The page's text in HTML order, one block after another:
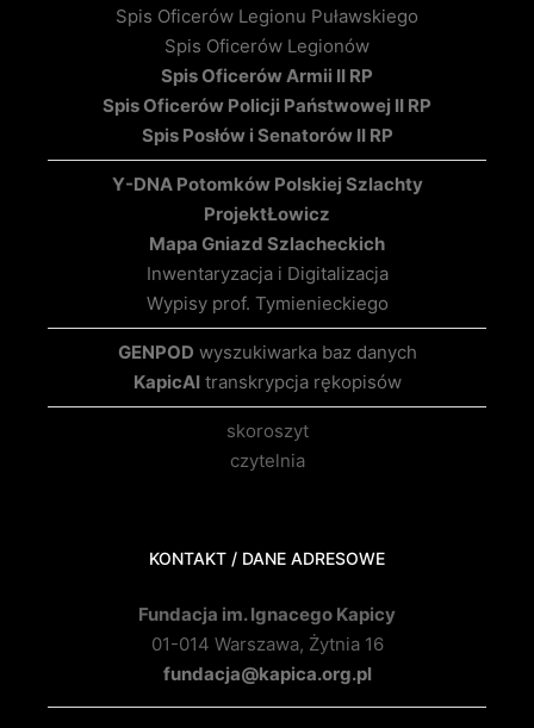
Spis Oficerów Legionu Puławskiego
Spis Oficerów Legionów
Spis Oficerów Armii II RP
Spis Oficerów Policji Państwowej II RP
Spis Posłów i Senatorów II RP
Y-DNA Potomków Polskiej Szlachty
ProjektŁowicz
Mapa Gniazd Szlacheckich
Inwentaryzacja i Digitalizacja
Wypisy prof. Tymienieckiego
GENPOD wyszukiwarka baz danych
KapicAItranskrypcja rękopisów
skoroszyt
czytelnia
KONTAKT / DANE ADRESOWE
Fundacja im. Ignacego Kapicy
01-014 Warszawa, Żytnia 16
fundacja@kapica.org.pl